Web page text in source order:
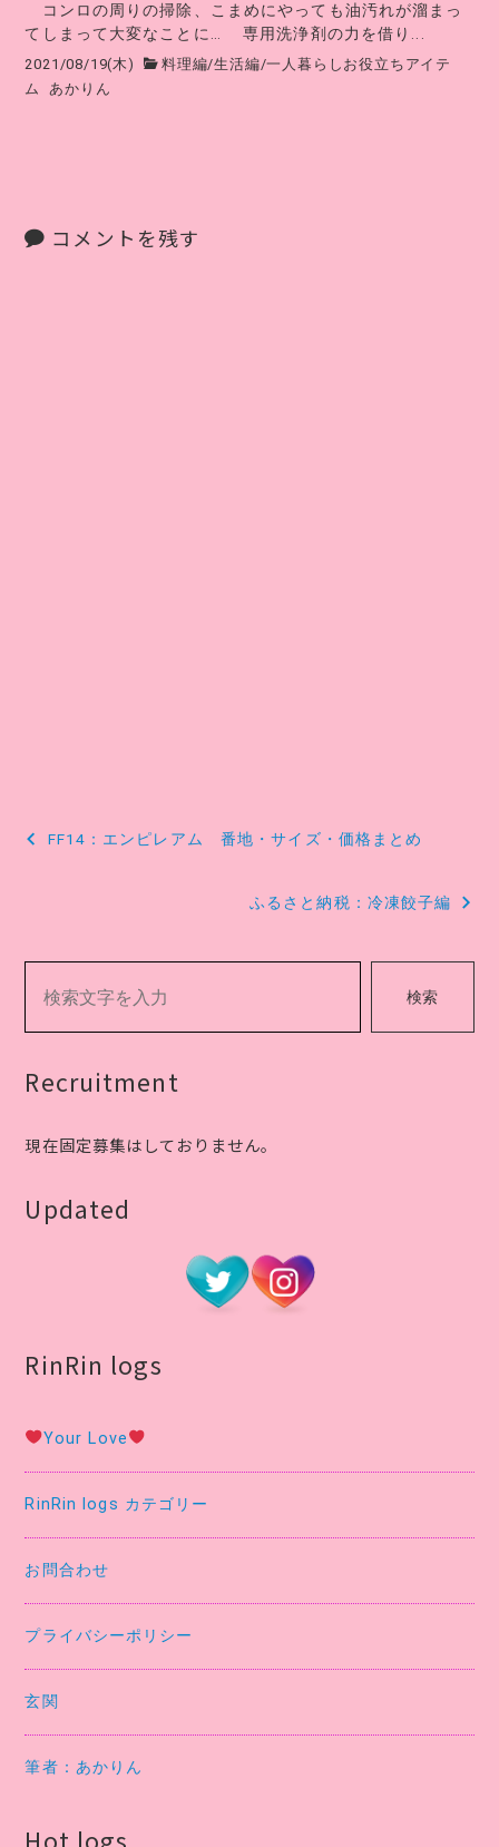
コンロの周りの掃除、こまめにやっても油汚れが溜まっ
てしまって大変なことに… 専用洗浄剤の力を借り...
2021/08/19(木) 料理編/生活編/一人暮らしお役立ちアイテ
ム
あかりん
コメントを残す
投
ゲ
ー
シ
ン
FF14：エンピレアム 番地・サイズ・価格まとめ
ふるさと納税：冷凍餃子編
検索
Recruitment
現在固定募集はしておりません。
Updated
RinRin logs
Your Love
RinRin logs カテゴリー
お問合わせ
プライバシーポリシー
玄関
筆者：あかりん
Hot logs